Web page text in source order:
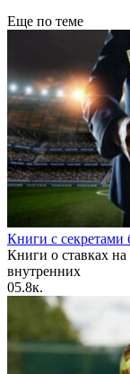
Еще по теме
Книги с секретами
Книги о ставках на
внутренних
05.8к.